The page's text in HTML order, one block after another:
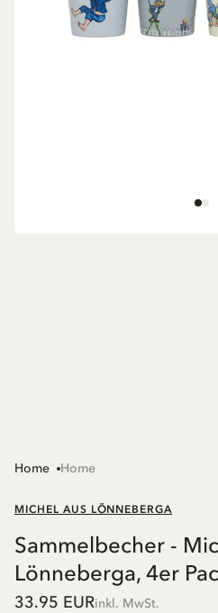
Home Home
MICHEL AUS LÖNNEBERGA
Sammelbecher -
Lönneberga, 4er
33.95 EURinkl. MwSt.